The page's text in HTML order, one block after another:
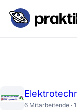
6 Mitarbeitende ·